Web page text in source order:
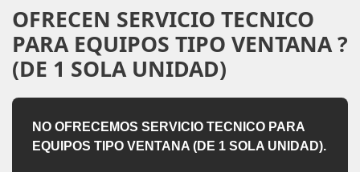
OFRECEN SERVICIO TECNICO
PARA EQUIPOS TIPO VENTANA ?
(DE 1 SOLA UNIDAD)
NO OFRECEMOS SERVICIO TECNICO PARA
EQUIPOS TIPO VENTANA (DE 1 SOLA UNIDAD).